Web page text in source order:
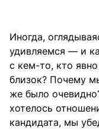
Иногда,
удивляемся — и
с кем-то, кто
близок? Почему
же было
хотелось
кандидата, мы